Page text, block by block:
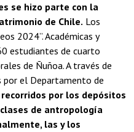
se hizo parte con la
de Chile. Los
2024”. Académicas y
estudiantes de cuarto
de Ñuñoa. A través de
por el Departamento de
por los depósitos
de antropología
las y los